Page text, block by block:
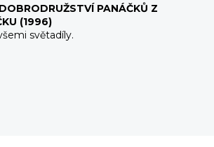
PANÁČKŮ Z
(1996)
světadíly.